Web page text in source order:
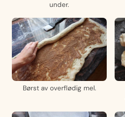
under.
Børst av overflødig mel.